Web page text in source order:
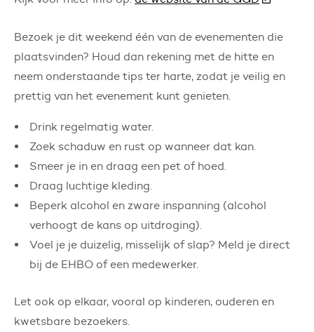
Bezoek je dit weekend één van de evenementen die
plaatsvinden? Houd dan rekening met de hitte en
neem onderstaande tips ter harte, zodat je veilig en
prettig van het evenement kunt genieten.
Drink regelmatig water.
Zoek schaduw en rust op wanneer dat kan.
Smeer je in en draag een pet of hoed.
Draag luchtige kleding.
Beperk alcohol en zware inspanning (alcohol
verhoogt de kans op uitdroging).
Voel je je duizelig, misselijk of slap? Meld je direct
bij de EHBO of een medewerker.
Let ook op elkaar, vooral op kinderen, ouderen en
kwetsbare bezoekers.